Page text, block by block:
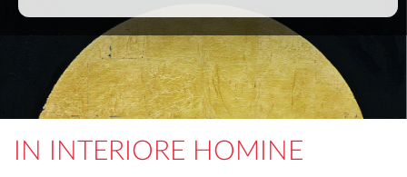
IN INTERIORE HOMINE